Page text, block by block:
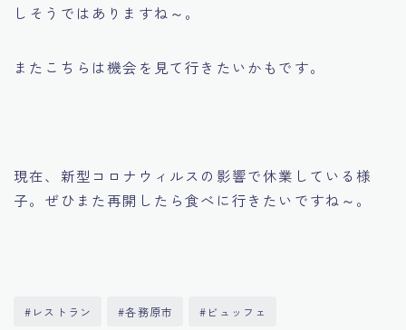
しそうではありますね～。
またこちらは機会を見て行きたいかもです。
現在、新型コロナウィルスの影響で休業している様
子。ぜひまた再開したら食べに行きたいですね～。
#レストラン #各務原市 #ビュッフェ